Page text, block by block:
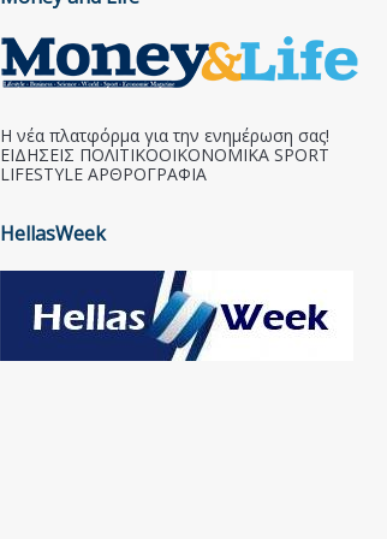
Η νέα πλατφόρμα για την ενημέρωση σας!
ΕΙΔΗΣΕΙΣ ΠΟΛΙΤΙΚΟΟΙΚΟΝΟΜΙΚΑ SPORT
LIFESTYLE ΑΡΘΡΟΓΡΑΦΙΑ
HellasWeek